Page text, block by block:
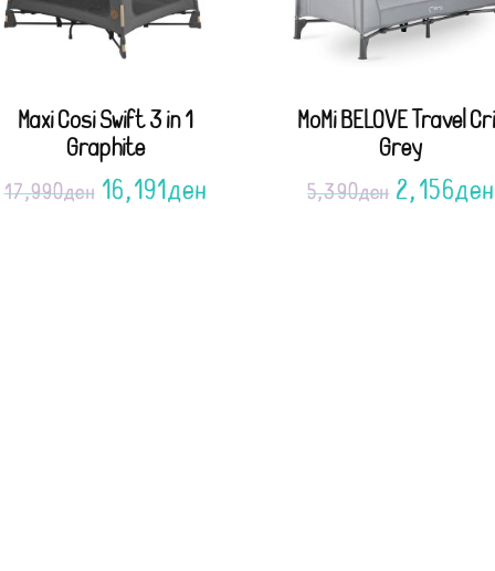
Maxi Cosi Swift 3 in 1
Graphite
17,990ден 16,191ден
MoMi BELOVE Travel
Grey
5,390ден 2,156ден